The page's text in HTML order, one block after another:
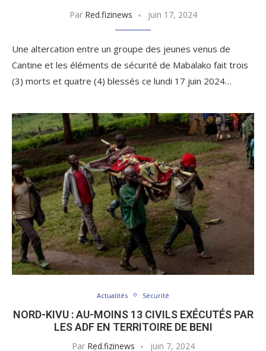
Par Red.fizinews juin 17, 2024
Une altercation entre un groupe des jeunes venus de
Cantine et les éléments de sécurité de Mabalako fait trois
(3) morts et quatre (4) blessés ce lundi 17 juin 2024…
Actualités Sécurité
NORD-KIVU : AU-MOINS 13 CIVILS EXÉCUTÉS PAR
LES ADF EN TERRITOIRE DE BENI
Par Red.fizinews juin 7, 2024